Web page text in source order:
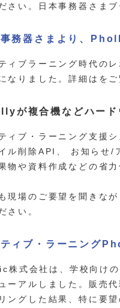
さい。日本事務器さま
事務器さまより、
ィブラーニング時代の
なりました。詳細はを
が複合機などハード
ィブ・ラーニング支援
ル削除API、 お知らせ/
物や資料作成などの省力
現場のご要望を聞きな
さい。
ィブ・ラーニング
株式会社は、学校向け
ーアルしました。販売
ングした結果、特に要